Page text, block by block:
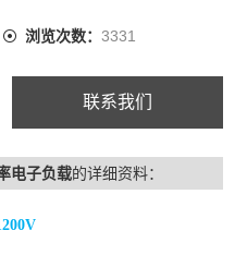
浏览次数： 3331
联系我们
电子负载的详细资料：